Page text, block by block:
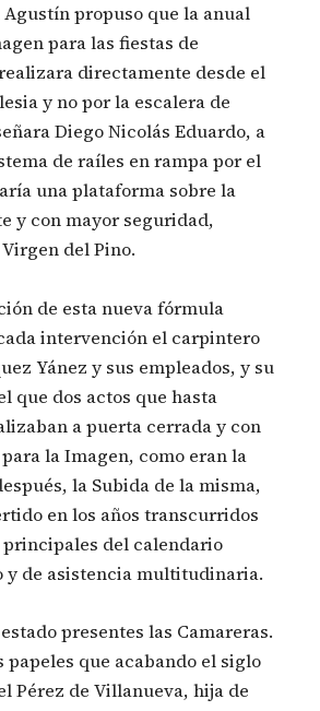
propuso que la anual
para las fiestas de
directamente desde el
y no por la escalera de
Diego Nicolás Eduardo, a
de raíles en rampa por el
una plataforma sobre la
y con mayor seguridad,
del Pino.
de esta nueva fórmula
intervención el carpintero
Yánez y sus empleados, y su
que dos actos que hasta
a puerta cerrada y con
la Imagen, como eran la
la Subida de la misma,
en los años transcurridos
principales del calendario
y de asistencia multitudinaria.
presentes las Camareras.
papeles que acabando el siglo
Pérez de Villanueva, hija de